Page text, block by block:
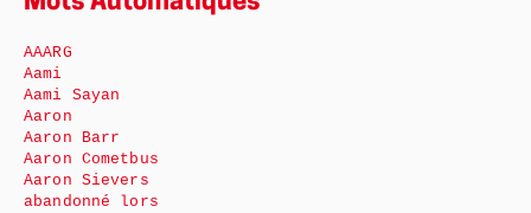
AAARG
Aami
Aami Sayan
Aaron
Aaron Barr
Aaron Cometbus
Aaron Sievers
abandonné lors